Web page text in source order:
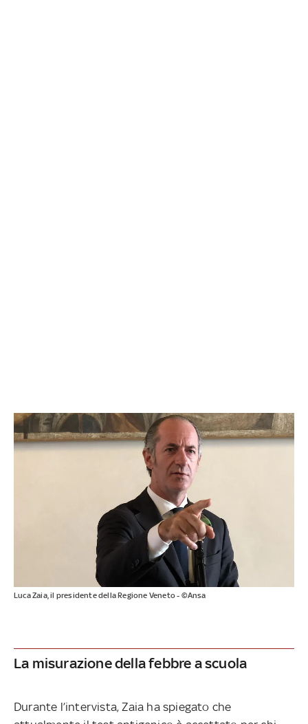
Luca Zaia, il presidente della Regione Veneto - ©Ansa
La misurazione della febbre a scuola
Durante l’intervista, Zaia ha spiegato che